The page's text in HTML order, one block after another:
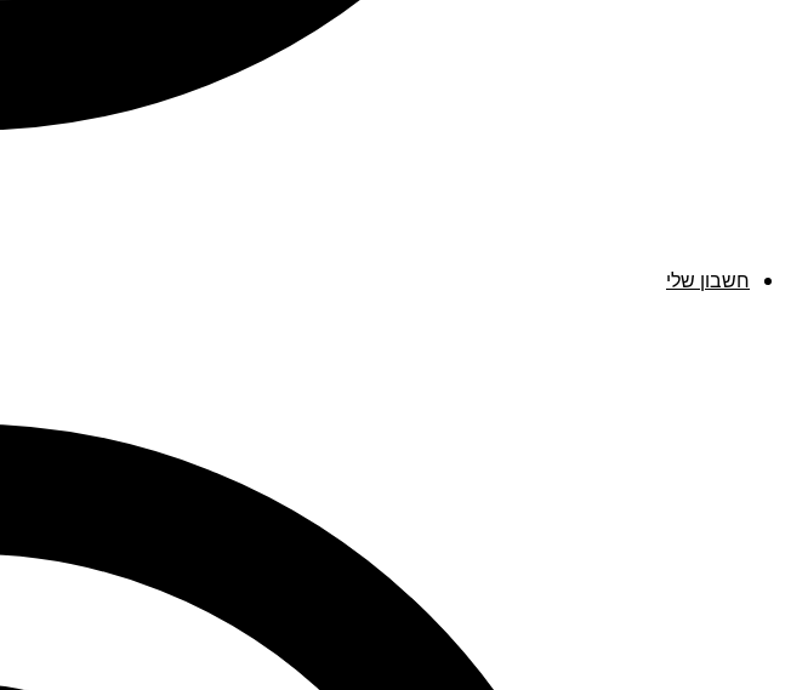
חשבון שלי